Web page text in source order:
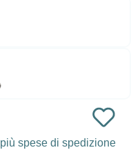
più spese di spedizione